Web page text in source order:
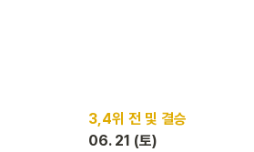
3,4위 전 및 결승
06. 21 (토)